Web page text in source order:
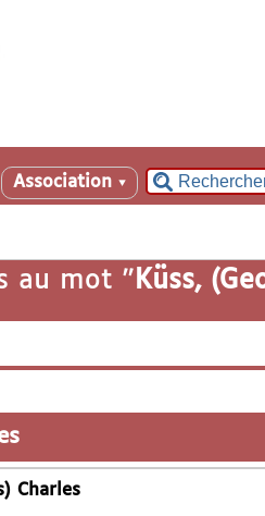
Association ▼
au mot " Küss,
Charles